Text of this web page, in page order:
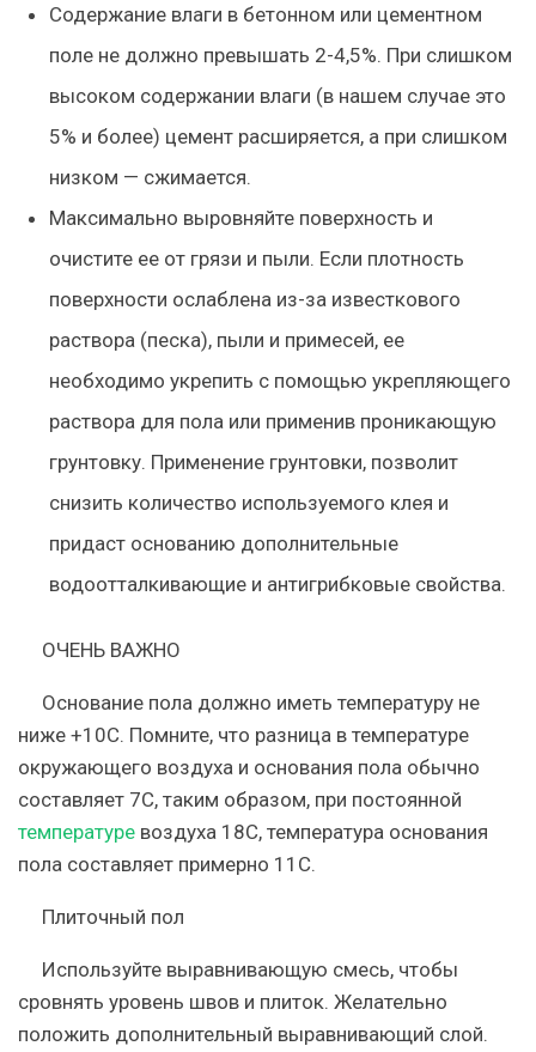
Содержание влаги в бетонном или цементном
поле не должно превышать 2-4,5%. При слишком
высоком содержании влаги (в нашем случае это
5% и более) цемент расширяется, а при слишком
низком — сжимается.
Максимально выровняйте поверхность и
очистите ее от грязи и пыли. Если плотность
поверхности ослаблена из-за известкового
раствора (песка), пыли и примесей, ее
необходимо укрепить с помощью укрепляющего
раствора для пола или применив проникающую
грунтовку. Применение грунтовки, позволит
снизить количество используемого клея и
придаст основанию дополнительные
водоотталкивающие и антигрибковые свойства.
ОЧЕНЬ ВАЖНО
Основание пола должно иметь температуру не
ниже +10С. Помните, что разница в температуре
окружающего воздуха и основания пола обычно
составляет 7С, таким образом, при постоянной
температуре воздуха 18С, температура основания
пола составляет примерно 11С.
Плиточный пол
Используйте выравнивающую смесь, чтобы
сровнять уровень швов и плиток. Желательно
положить дополнительный выравнивающий слой.